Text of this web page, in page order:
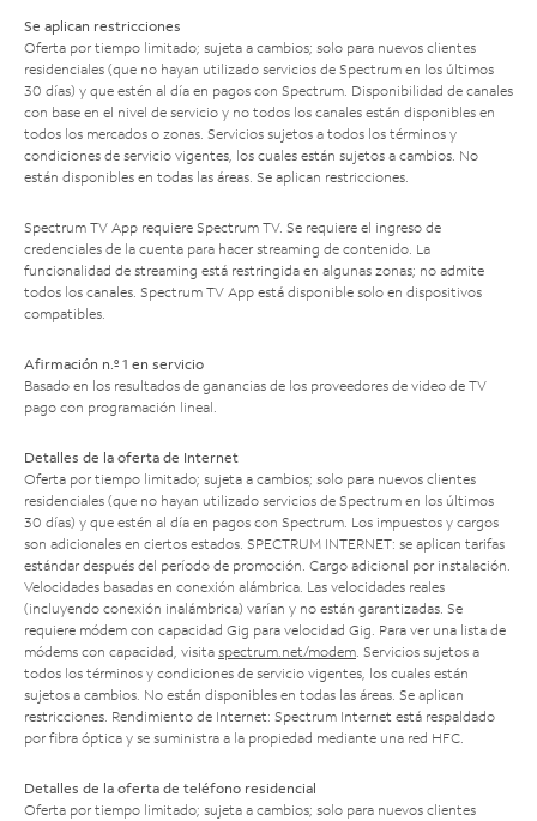
Se aplican restricciones
Oferta por tiempo limitado; sujeta a cambios; solo para nuevos clientes
residenciales (que no hayan utilizado servicios de Spectrum en los últimos
30 días) y que estén al día en pagos con Spectrum. Disponibilidad de canales
con base en el nivel de servicio y no todos los canales están disponibles en
todos los mercados o zonas. Servicios sujetos a todos los términos y
condiciones de servicio vigentes, los cuales están sujetos a cambios. No
están disponibles en todas las áreas. Se aplican restricciones.
Spectrum TV App requiere Spectrum TV. Se requiere el ingreso de
credenciales de la cuenta para hacer streaming de contenido. La
funcionalidad de streaming está restringida en algunas zonas; no admite
todos los canales. Spectrum TV App está disponible solo en dispositivos
compatibles.
Afirmación n.º 1 en servicio
Basado en los resultados de ganancias de los proveedores de video de TV
pago con programación lineal.
Detalles de la oferta de Internet
Oferta por tiempo limitado; sujeta a cambios; solo para nuevos clientes
residenciales (que no hayan utilizado servicios de Spectrum en los últimos
30 días) y que estén al día en pagos con Spectrum. Los impuestos y cargos
son adicionales en ciertos estados. SPECTRUM INTERNET: se aplican tarifas
estándar después del período de promoción. Cargo adicional por instalación.
Velocidades basadas en conexión alámbrica. Las velocidades reales
(incluyendo conexión inalámbrica) varían y no están garantizadas. Se
requiere módem con capacidad Gig para velocidad Gig. Para ver una lista de
módems con capacidad, visita spectrum.net/modem. Servicios sujetos a
todos los términos y condiciones de servicio vigentes, los cuales están
sujetos a cambios. No están disponibles en todas las áreas. Se aplican
restricciones. Rendimiento de Internet: Spectrum Internet está respaldado
por fibra óptica y se suministra a la propiedad mediante una red HFC.
Detalles de la oferta de teléfono residencial
Oferta por tiempo limitado; sujeta a cambios; solo para nuevos clientes